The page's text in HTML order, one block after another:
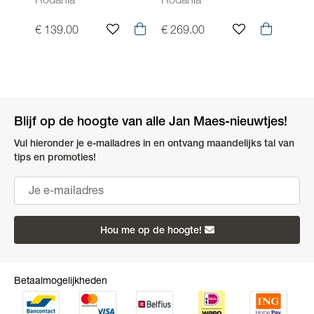
€ 139.00 € 269.00
Blijf op de hoogte van alle Jan Maes-nieuwtjes!
Vul hieronder je e-mailadres in en ontvang maandelijks tal van
tips en promoties!
Hou me op de hoogte!
Betaalmogelijkheden